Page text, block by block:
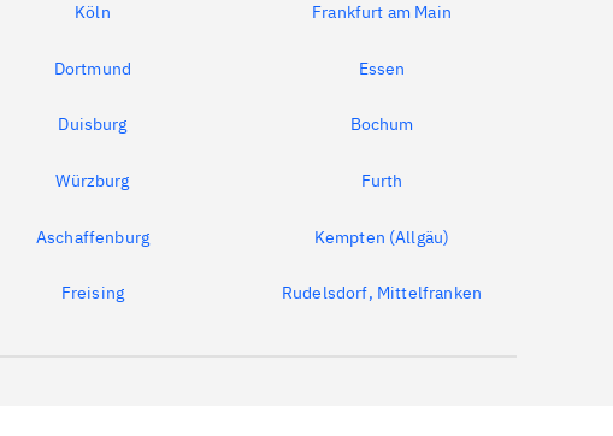
Köln Frankfurt am Main
Dortmund Essen
Duisburg Bochum
Würzburg Furth
Aschaffenburg Kempten (Allgäu)
Freising Rudelsdorf, Mittelfranken